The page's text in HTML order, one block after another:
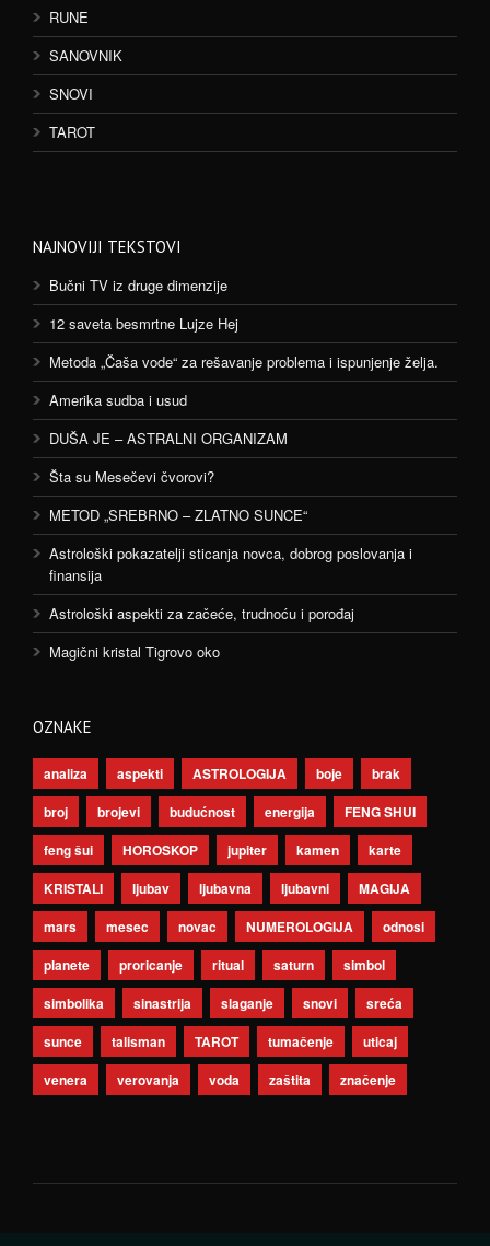
RUNE
SANOVNIK
SNOVI
TAROT
NAJNOVIJI TEKSTOVI
Bučni TV iz druge dimenzije
12 saveta besmrtne Lujze Hej
Metoda „Čaša vode“ za rešavanje problema i ispunjenje želja.
Amerika sudba i usud
DUŠA JE – ASTRALNI ORGANIZAM
Šta su Mesečevi čvorovi?
METOD „SREBRNO – ZLATNO SUNCE“
Astrološki pokazatelji sticanja novca, dobrog poslovanja i
finansija
Astrološki aspekti za začeće, trudnoću i porođaj
Magični kristal Tigrovo oko
OZNAKE
analiza aspekti ASTROLOGIJA boje
brak
broj
brojevi budućnost energija
FENG SHUI
feng šui
HOROSKOP jupiter kamen
karte
KRISTALI
ljubav ljubavna ljubavni
MAGIJA
mars
mesec novac NUMEROLOGIJA
odnosi
planete
proricanje ritual saturn
simbol
simbolika
sinastrija slaganje snovi
sreća
sunce
talisman TAROT tumačenje
uticaj
venera
verovanja voda zaštita značenje